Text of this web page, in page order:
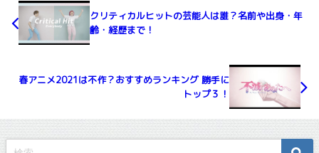
クリティカルヒットの芸能人は誰？名前や出身・年
齢・経歴まで！
春アニメ2021は不作？おすすめランキング 勝手に
トップ３！